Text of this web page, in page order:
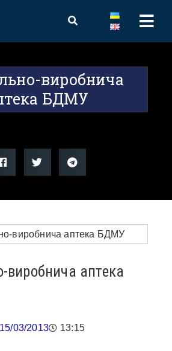
виробнича
БДМУ
виробнича аптека
15/03/2013 13:15